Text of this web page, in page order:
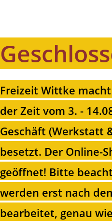
Freizeit Wittke
der Zeit vom 3. -
Geschäft (Werkstatt
besetzt. Der Online-
geöffnet! Bitte
werden erst nach
bearbeitet, genau